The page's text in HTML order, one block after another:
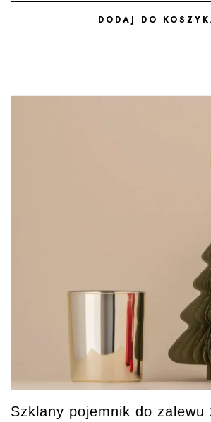
DODAJ DO
DODAJ DO
Szklany pojemnik do zalewu